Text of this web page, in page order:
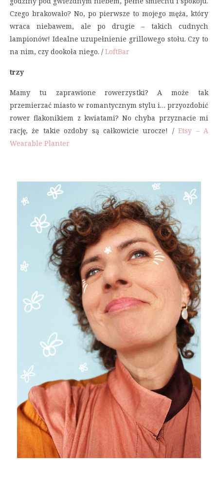
Czego brakowało? No, po pierwsze to mojego męża, który
wraca niebawem, ale po drugie – takich cudnych
lampionów! Idealne uzupełnienie grillowego stołu. Czy to
na nim, czy dookoła niego. / LoftBar
trzy
Mamy tu zaprawione rowerzystki? A może tak
przemierzać miasto w romantycznym stylu i… przyozdobić
rower flakonikiem z kwiatami? No chyba przyznacie mi
rację, że takie ozdoby są całkowicie urocze! /Etsy – A
Wearable Planter